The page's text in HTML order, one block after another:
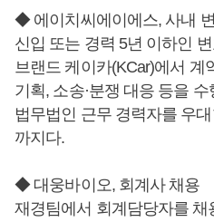
◆ 에이치씨에이에스, 사내
신입 또는 경력 5년 이하인
브랜드 케이카(KCar)에서 계
기획, 소송·분쟁 대응 등을
법무법인 근무 경력자를 우
까지다.
◆ 대웅바이오, 회계사 채용
재경팀에서 회계담당자를